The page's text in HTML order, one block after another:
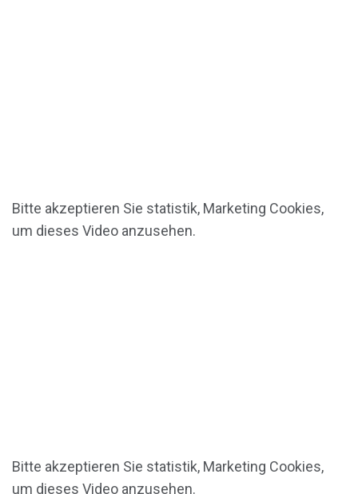
Bitte akzeptieren Sie statistik, Marketing Cookies,
um dieses Video anzusehen.
Bitte akzeptieren Sie statistik, Marketing Cookies,
um dieses Video anzusehen.